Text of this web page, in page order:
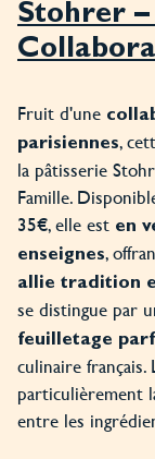
Stohrer –
Fruit d'une
parisiennes,
la pâtisserie
Famille.
35€, elle est en
enseignes,
allie tradition
se distingue par
feuilletage
culinaire
particulièrement
entre les